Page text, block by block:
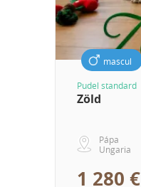
mascul
Pudel standard
Zöld
Pápa
Ungaria
1 280 €